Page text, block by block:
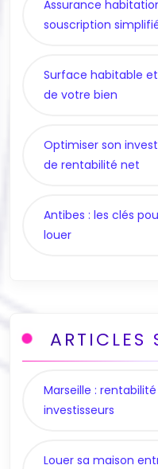
Assurance
souscription
Surface habitable
de votre bien
Optimiser son
de rentabilité net
Antibes : les clés
louer
ARTICLES
Marseille :
investisseurs
Louer sa maison